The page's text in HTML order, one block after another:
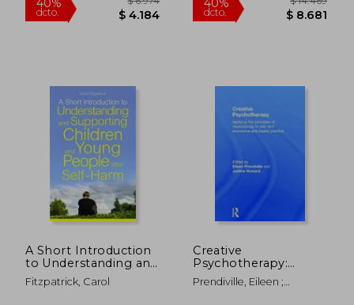
50%
dcto.
50%
dcto.
A Short Introduction
to Understanding and
Supporting Children
and Young People
Fitzpatrick, Carol
Creative
Psychotherapy:
Applying the
Principles of
Prendiville, Eileen ;